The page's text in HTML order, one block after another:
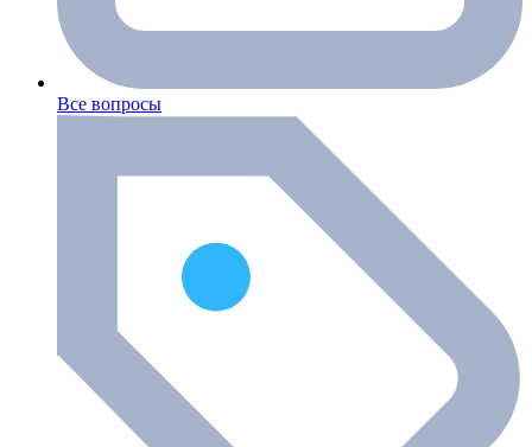
Все вопросы